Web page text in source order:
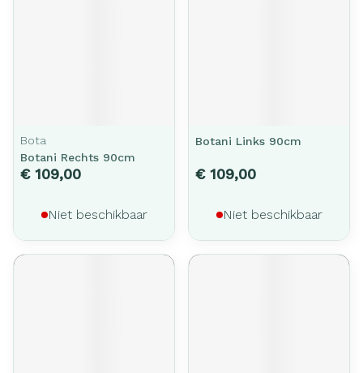
Bota
Botani Rechts 90cm
€ 109,00
Niet beschikbaar
Botani Links 90cm
€ 109,00
Niet beschikbaar